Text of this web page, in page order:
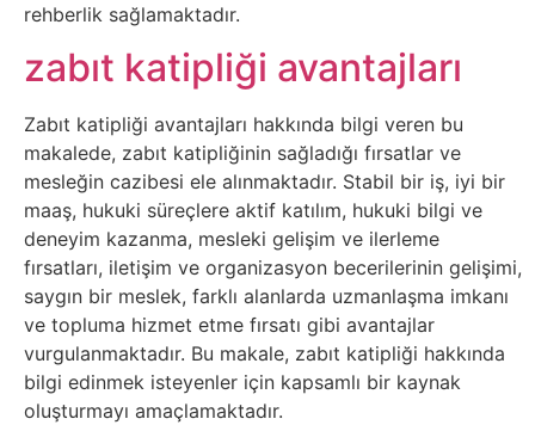
Nft
Oyun
Projeler
ve
Fikirler
Psikoloji
Sağlık
rehberlik sağlamaktadır.
zabıt katipliği avantajları
Zabıt katipliği avantajları hakkında bilgi veren bu
makalede, zabıt katipliğinin sağladığı fırsatlar ve
mesleğin cazibesi ele alınmaktadır. Stabil bir iş, iyi bir
maaş, hukuki süreçlere aktif katılım, hukuki bilgi ve
deneyim kazanma, mesleki gelişim ve ilerleme
fırsatları, iletişim ve organizasyon becerilerinin gelişimi,
saygın bir meslek, farklı alanlarda uzmanlaşma imkanı
ve topluma hizmet etme fırsatı gibi avantajlar
vurgulanmaktadır. Bu makale, zabıt katipliği hakkında
bilgi edinmek isteyenler için kapsamlı bir kaynak
oluşturmayı amaçlamaktadır.